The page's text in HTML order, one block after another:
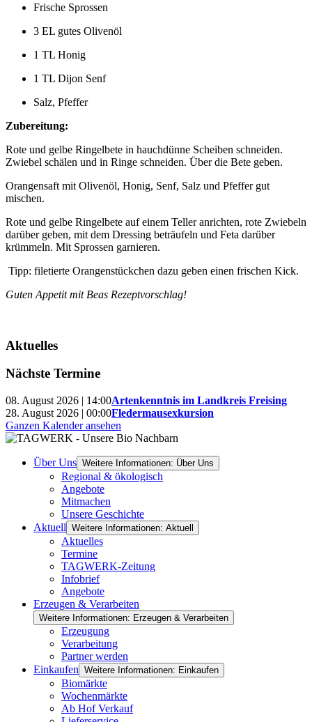
Frische Sprossen
3 EL gutes Olivenöl
1 TL Honig
1 TL Dijon Senf
Salz, Pfeffer
Zubereitung:
Rote und gelbe Ringelbete in hauchdünne Scheiben schneiden.
Zwiebel schälen und in Ringe schneiden. Über die Bete geben.
Orangensaft mit Olivenöl, Honig, Senf, Salz und Pfeffer gut
mischen.
Rote und gelbe Ringelbete auf einem Teller anrichten, rote Zwiebeln
darüber geben, mit dem Dressing beträufeln und Feta darüber
krümmeln. Mit Sprossen garnieren.
Tipp: filetierte Orangenstückchen dazu geben einen frischen Kick.
Guten Appetit mit Beas Rezeptvorschlag!
Aktuelles
Nächste Termine
08. August 2026 | 14:00Artenkenntnis im Landkreis Freising
28. August 2026 | 00:00Fledermausexkursion
Ganzen Kalender ansehen
Über Uns Weitere Informationen: Über Uns
Regional & ökologisch
Angebote
Mitmachen
Unsere Geschichte
Aktuell Weitere Informationen: Aktuell
Aktuelles
Termine
TAGWERK-Zeitung
Infobrief
Angebote
Erzeugen & Verarbeiten
Weitere Informationen: Erzeugen & Verarbeiten
Erzeugung
Verarbeitung
Partner werden
Einkaufen Weitere Informationen: Einkaufen
Biomärkte
Wochenmärkte
Ab Hof Verkauf